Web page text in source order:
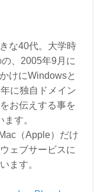
な40代。大学時
、2005年9月に
けにWindowsと
に独自ドメイン
お伝えする事を
す。
（Apple）だけ
ェブサービスに
ます。